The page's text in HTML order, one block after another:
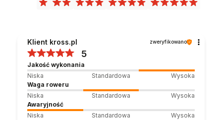
Klient kross.pl zweryfikowano
5
Jakość wykonania
Niska
Standardowa
Wysoka
Waga roweru
Niska
Standardowa
Wysoka
Awaryjność
Niska
Standardowa Wysoka